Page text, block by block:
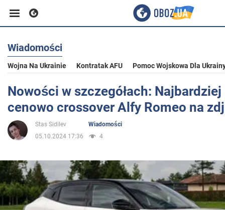
Biznes
Sport
Rozrywka
Polityka
Wiadomości
Wojna Na Ukrainie Kontratak AFU Pomoc Wojskowa Dla
Nowości w szczegółach:
cenowo crossover Alfy Romeo na
Stas Sidilev
Wiadomości
05.10.2024 17:36
4